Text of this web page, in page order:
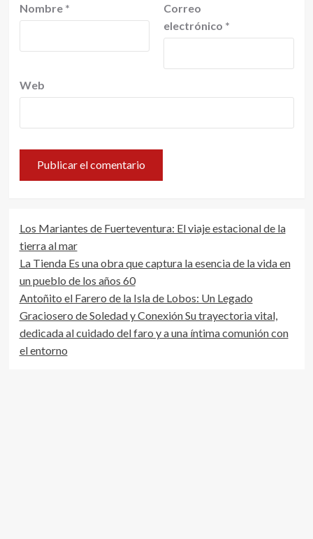
Nombre *
Correo
electrónico *
Web
Los Mariantes de Fuerteventura: El viaje estacional de la
tierra al mar
La Tienda Es una obra que captura la esencia de la vida en
un pueblo de los años 60
Antoñito el Farero de la Isla de Lobos: Un Legado
Graciosero de Soledad y Conexión Su trayectoria vital,
dedicada al cuidado del faro y a una íntima comunión con
el entorno